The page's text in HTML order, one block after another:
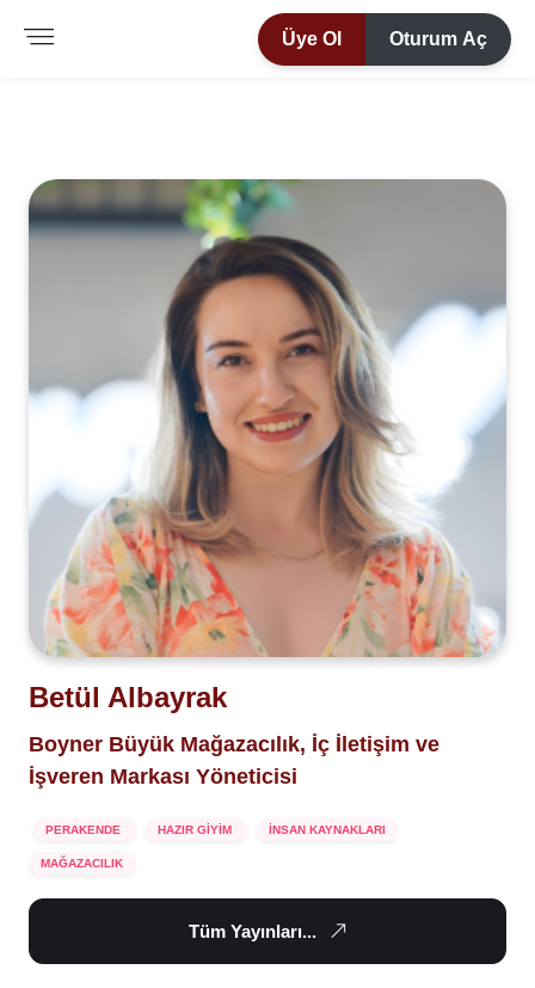
Üye Ol Oturum Aç
Betül Albayrak
Boyner Büyük Mağazacılık, İç İletişim ve
İşveren Markası Yöneticisi
PERAKENDE HAZIR GİYİM İNSAN KAYNAKLARI
MAĞAZACILIK
Tüm Yayınları...